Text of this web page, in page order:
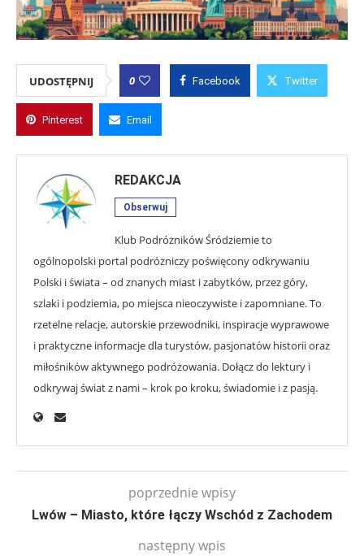
UDOSTĘPNIJ 0 Facebook Twitter
Pinterest Email
REDAKCJA
Obserwuj
Klub Podróżników Śródziemie to
ogólnopolski portal podróżniczy poświęcony odkrywaniu
Polski i świata – od znanych miast i zabytków, przez góry,
szlaki i podziemia, po miejsca nieoczywiste i zapomniane. To
rzetelne relacje, autorskie przewodniki, inspiracje wyprawowe
i praktyczne informacje dla turystów, pasjonatów historii oraz
miłośników aktywnego podróżowania. Dołącz do lektury i
odkrywaj świat z nami – krok po kroku, świadomie i z pasją.
poprzednie wpisy
Lwów – Miasto, które łączy Wschód z Zachodem
następny wpis